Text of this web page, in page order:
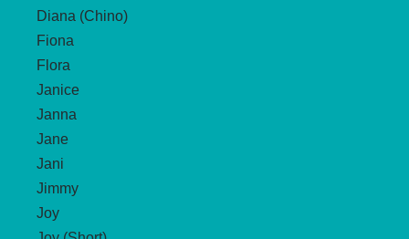
Diana (Chino)
Fiona
Flora
Janice
Janna
Jane
Jani
Jimmy
Joy